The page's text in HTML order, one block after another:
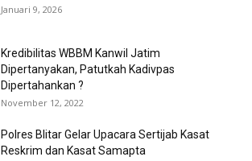
Januari 9, 2026
Kredibilitas WBBM Kanwil Jatim
Dipertanyakan, Patutkah Kadivpas
Dipertahankan ?
November 12, 2022
Polres Blitar Gelar Upacara Sertijab Kasat
Reskrim dan Kasat Samapta